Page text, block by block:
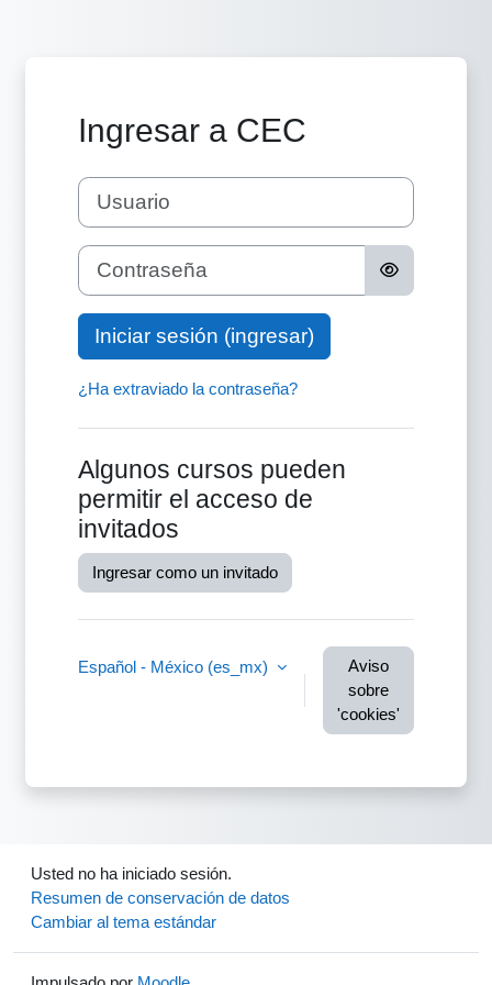
Ingresar a CEC
Usuario
Contraseña
Iniciar sesión (ingresar)
¿Ha extraviado la contraseña?
Algunos cursos pueden
permitir el acceso de
invitados
Ingresar como un invitado
Español - México ‎(es_mx)‎
Aviso
sobre
'cookies'
Usted no ha iniciado sesión.
Resumen de conservación de datos
Cambiar al tema estándar